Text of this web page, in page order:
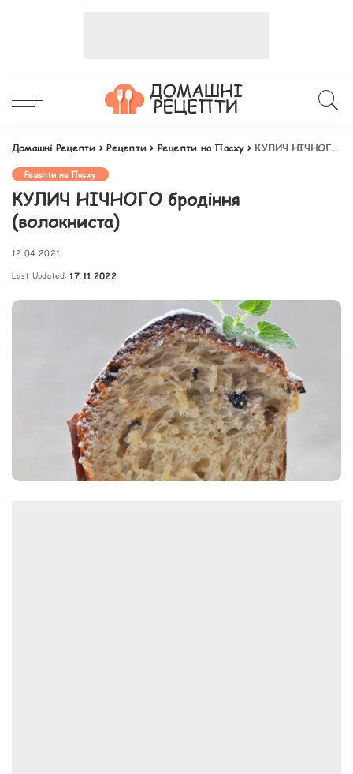
Домашні Рецепти >Рецепти > Рецепти на Пасху> КУЛИЧ НІЧНОГО бродіння (волокниста)
Рецепти на Пасху
КУЛИЧ НІЧНОГО бродіння
(волокниста)
12.04.2021
Last Updated: 17.11.2022